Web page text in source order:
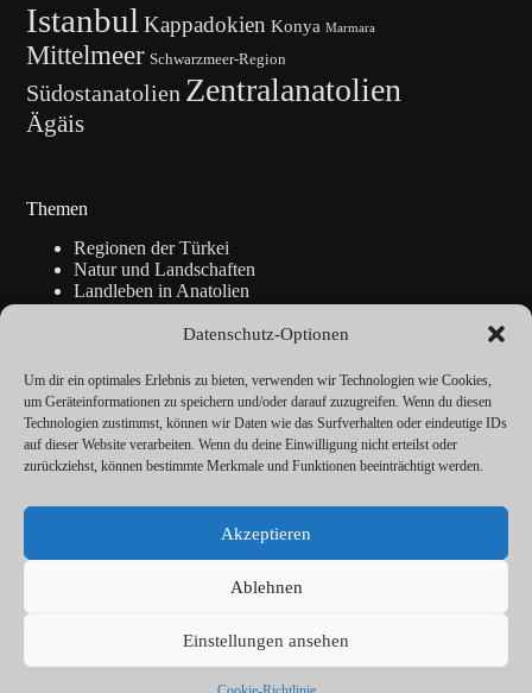
Datenschutz-Optionen
Um dir ein optimales Erlebnis zu bieten, verwenden wir Technologien wie Cookies,
um Geräteinformationen zu speichern und/oder darauf zuzugreifen. Wenn du diesen
Technologien zustimmst, können wir Daten wie das Surfverhalten oder eindeutige IDs
auf dieser Website verarbeiten. Wenn du deine Einwilligung nicht erteilst oder
zurückziehst, können bestimmte Merkmale und Funktionen beeinträchtigt werden.
Akzeptieren
Ablehnen
Einstellungen ansehen
Istanbul Kappadokien Konya Marmara
Mittelmeer Schwarzmeer-Region
Südostanatolien Zentralanatolien
Ägäis
Themen
Regionen der Türkei
Natur und Landschaften
Landleben in Anatolien
Blickpunkte
Reise-Info
Vorträge
© ANATOLIEN Magazin 2026